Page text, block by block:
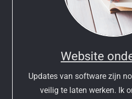
Website
Updates van software zijn
veilig te laten werken. Ik